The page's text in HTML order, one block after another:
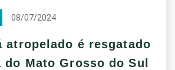
08/07/2024
atropelado é resgatado
Mato Grosso do Sul